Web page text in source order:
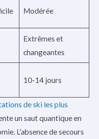
Modérée
Extrêmes et
changeantes
10-14 jours
de ski les plus
un saut quantique en
L’absence de secours